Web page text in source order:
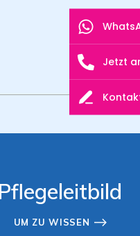
Pflegeleitbild
UM ZU WISSEN
Jetzt